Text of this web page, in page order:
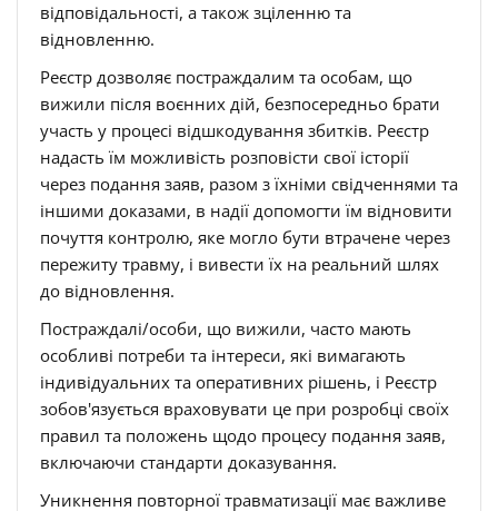
відповідальності, а також зціленню та
відновленню.
Реєстр дозволяє постраждалим та особам, що
вижили після воєнних дій, безпосередньо брати
участь у процесі відшкодування збитків. Реєстр
надасть їм можливість розповісти свої історії
через подання заяв, разом з їхніми свідченнями та
іншими доказами, в надії допомогти їм відновити
почуття контролю, яке могло бути втрачене через
пережиту травму, і вивести їх на реальний шлях
до відновлення.
Постраждалі/особи, що вижили, часто мають
особливі потреби та інтереси, які вимагають
індивідуальних та оперативних рішень, і Реєстр
зобов'язується враховувати це при розробці своїх
правил та положень щодо процесу подання заяв,
включаючи стандарти доказування.
Уникнення повторної травматизації має важливе